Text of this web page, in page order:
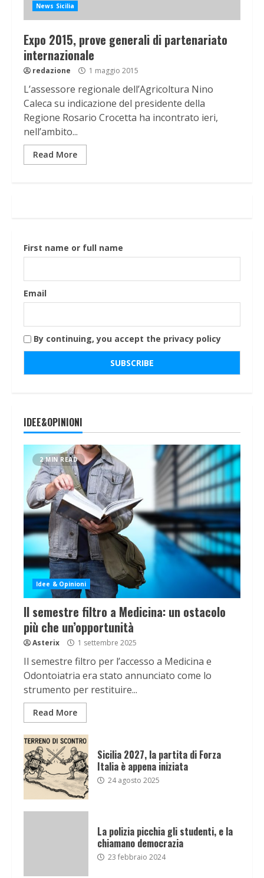
News Sicilia
Expo 2015, prove generali di partenariato
internazionale
redazione 1 maggio 2015
L’assessore regionale dell’Agricoltura Nino
Caleca su indicazione del presidente della
Regione Rosario Crocetta ha incontrato ieri,
nell’ambito...
Read More
First name or full name
Email
By continuing, you accept the privacy policy
IDEE&OPINIONI
2 MIN READ
Idee & Opinioni
Il semestre filtro a Medicina: un ostacolo
più che un’opportunità
Asterix 1 settembre 2025
Il semestre filtro per l’accesso a Medicina e
Odontoiatria era stato annunciato come lo
strumento per restituire...
Read More
Sicilia 2027, la partita di Forza
Italia è appena iniziata
24 agosto 2025
La polizia picchia gli studenti, e la
chiamano democrazia
23 febbraio 2024